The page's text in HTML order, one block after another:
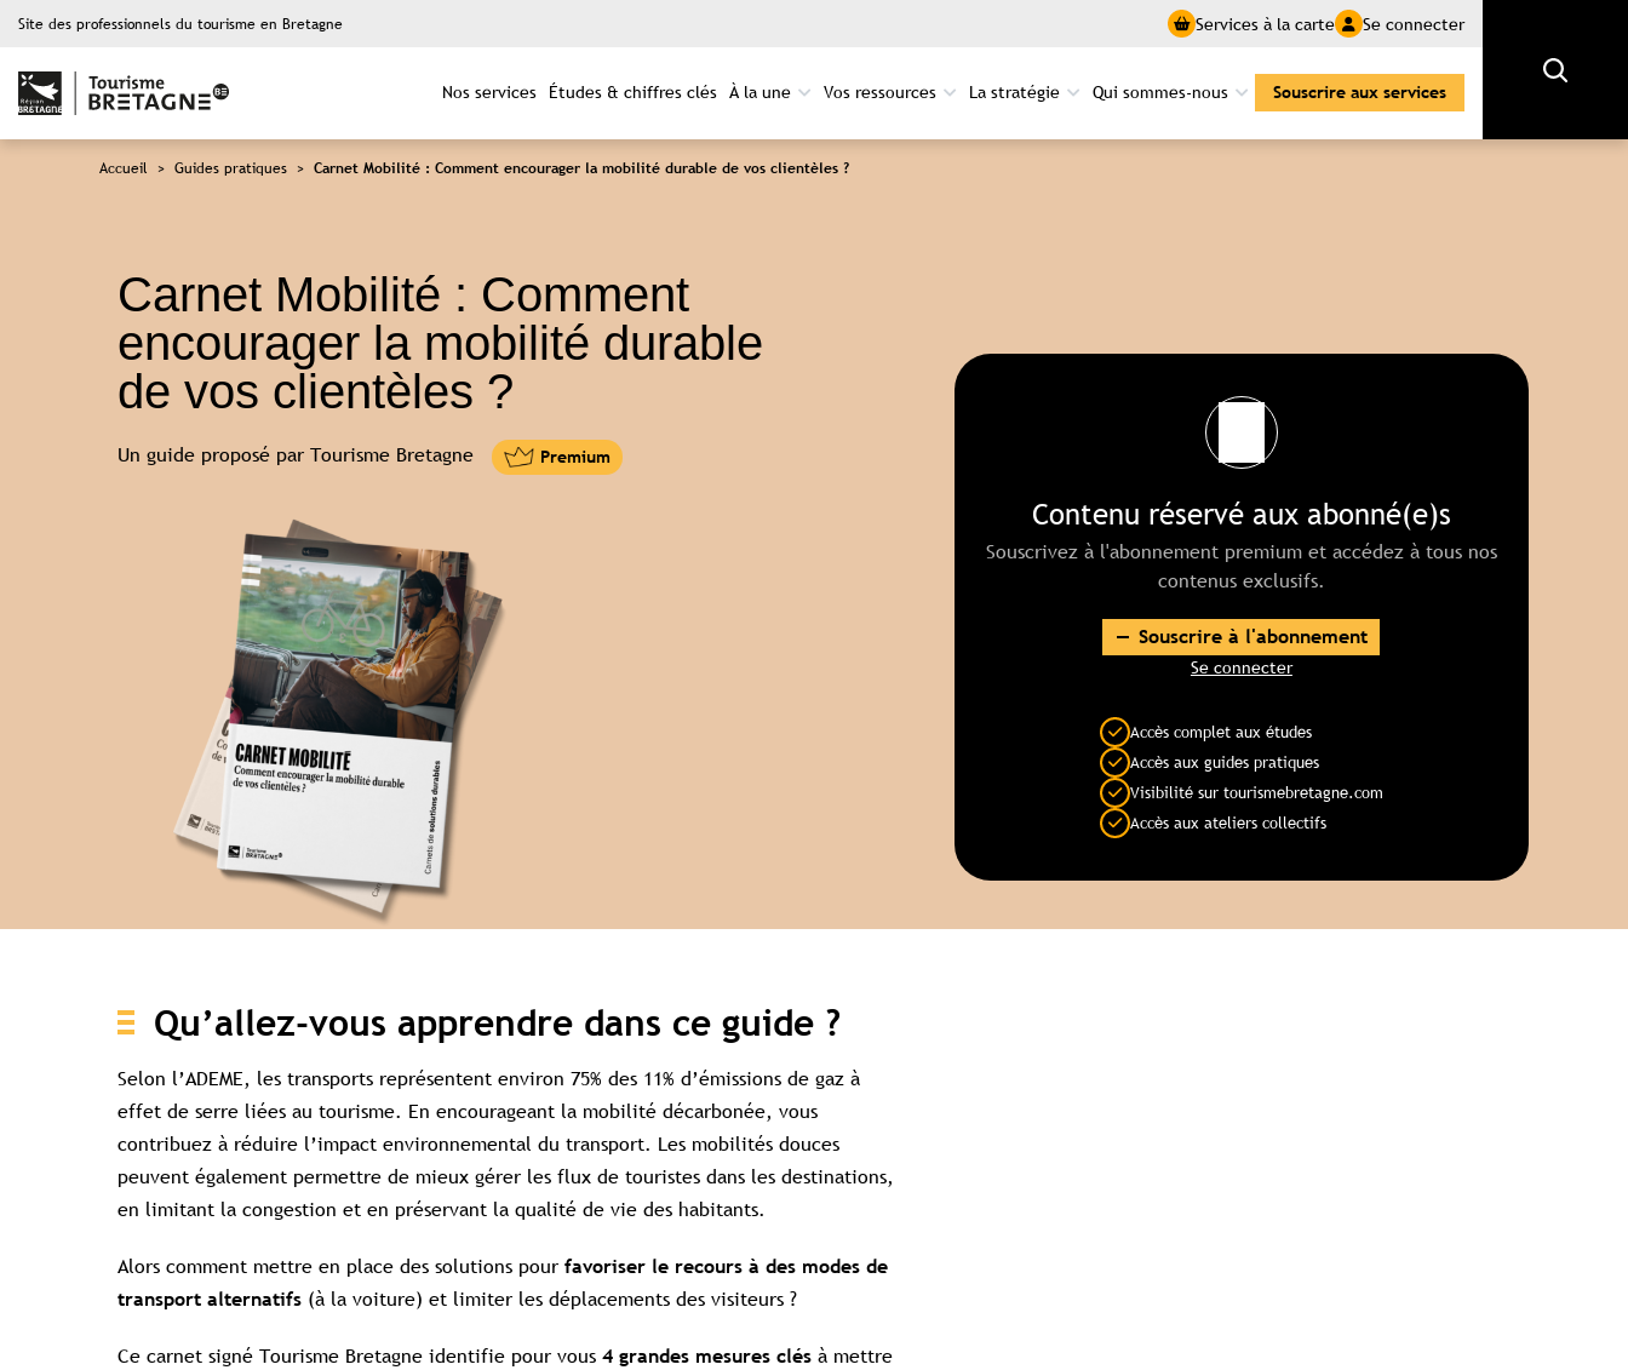
Site des professionnels du tourisme en Bretagne Services à la carte Se connecter
Nos services Études & chiffres clés À la une Vos ressources La stratégie Qui sommes-nous Souscrire aux services Rechercher
Accueil > Guides pratiques > Carnet Mobilité : Comment encourager la mobilité durable de vos clientèles ?
Carnet Mobilité : Comment
encourager la mobilité durable
de vos clientèles ?
Un guide proposé par Tourisme Bretagne
Contenu réservé aux abonné(e)s
Souscrivez à l'abonnement premium et accédez à tous nos
contenus exclusifs.
Souscrire à l'abonnement
Se connecter
Accès complet aux études
Accès aux guides pratiques
Visibilité sur tourismebretagne.com
Accès aux ateliers collectifs
Qu’allez-vous apprendre dans ce guide ?
Selon l’ADEME, les transports représentent environ 75% des 11% d’émissions de gaz à
effet de serre liées au tourisme. En encourageant la mobilité décarbonée, vous
contribuez à réduire l’impact environnemental du transport. Les mobilités douces
peuvent également permettre de mieux gérer les flux de touristes dans les destinations,
en limitant la congestion et en préservant la qualité de vie des habitants.
Alors comment mettre en place des solutions pour favoriser le recours à des modes de
transport alternatifs (à la voiture) et limiter les déplacements des visiteurs ?
Ce carnet signé Tourisme Bretagne identifie pour vous 4 grandes mesures clés à mettre